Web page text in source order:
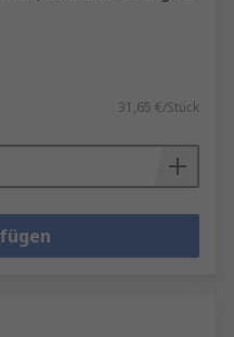
31,65 €/Stück